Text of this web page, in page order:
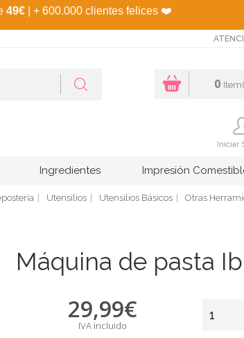
49€ | + 600.000 clientes felices ❤️
0
Iniciar
Ingredientes Impresión
Utensilios Utensilios Básicos Otras
Máquina de pasta
29,99€
IVA incluido